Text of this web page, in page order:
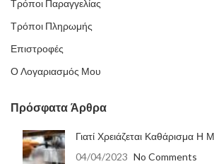
Τρόποι Παραγγελίας
Τρόποι Πληρωμής
Επιστροφές
Ο Λογαριασμός Μου
Πρόσφατα Άρθρα
Γιατί Χρειάζεται Καθάρισμα
04/04/2023 No Comments